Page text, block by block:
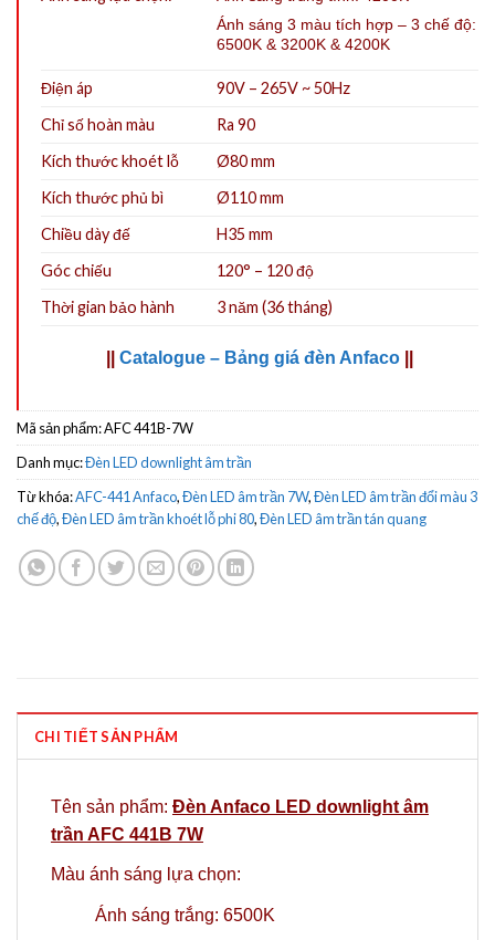
Ánh sáng 3 màu tích hợp – 3 chế độ:
6500K & 3200K & 4200K
Điện áp
90V – 265V ~ 50Hz
Chỉ số hoàn màu
Ra 90
Kích thước khoét lỗ
Ø80mm
Kích thước phủ bì
Ø110 mm
Chiều dày đế
H35 mm
Góc chiếu
120° – 120 độ
Thời gian bảo hành
3 năm (36 tháng)
Catalogue – Bảng giá đèn Anfaco
Mã sản phẩm:AFC 441B-7W
Danh mục:Đèn LED downlight âm trần
Từ khóa:AFC-441 Anfaco,Đèn LED âm trần 7W,Đèn LED âm trần đổi màu 3
chế độ,Đèn LED âm trần khoét lỗ phi 80,Đèn LED âm trần tán quang
CHI TIẾT SẢN PHẨM
Tên sản phẩm: Đèn Anfaco LED downlight âm
trần AFC 441B 7W
Màu ánh sáng lựa chọn:
Ánh sáng trắng: 6500K